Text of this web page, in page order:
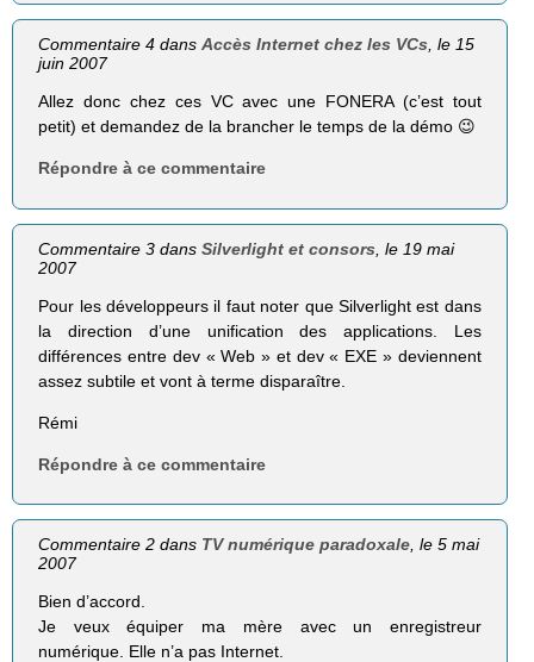
Commentaire 4 dansAccès Internet chez les VCs, le 15
juin 2007
Allez donc chez ces VC avec une FONERA (c’est tout
petit) et demandez de la brancher le temps de la démo 😉
Répondre à ce commentaire
Commentaire 3 dansSilverlight et consors , le 19 mai
2007
Pour les développeurs il faut noter que Silverlight est dans
la direction d’une unification des applications. Les
différences entre dev « Web » et dev « EXE » deviennent
assez subtile et vont à terme disparaître.
Rémi
Répondre à ce commentaire
Commentaire 2 dans TV numérique paradoxale , le 5 mai
2007
Bien d’accord.
Je veux équiper ma mère avec un enregistreur
numérique. Elle n’a pas Internet.